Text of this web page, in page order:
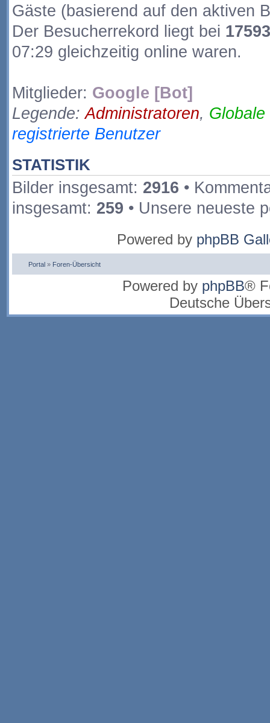
Gäste (basierend auf den aktiven
Der Besucherrekord liegt bei 17593
07:29 gleichzeitig online waren.
Mitglieder: Google [Bot]
Legende:Administratoren,
registrierte Benutzer
STATISTIK
Bilder insgesamt: 2916 •
insgesamt: 259 • Unsere neueste
Powered by phpBB
Portal» Foren-Übersicht
Powered by phpBB®
Deutsche